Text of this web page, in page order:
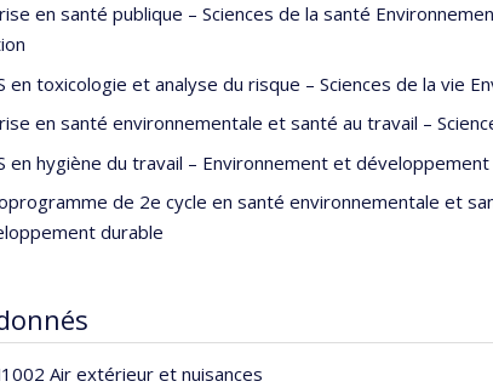
en santé publique – Sciences de la santé
en toxicologie et analyse du risque – Sciences de la vie
en santé environnementale et santé au travail –
en hygiène du travail – Environnement et
de 2e cycle en santé environnementale et
durable
Air extérieur et nuisances